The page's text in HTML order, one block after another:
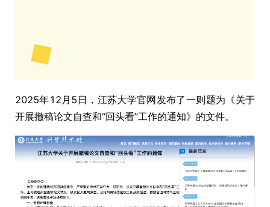
2025年12月5日，江苏大学官网发布了一则题为《关于
开展撤稿论文自查和“回头看”工作的通知》的文件。